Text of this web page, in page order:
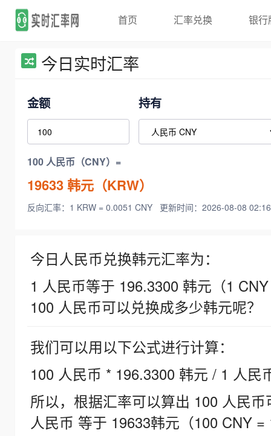
首页 汇率兑换 银行
今日实时汇率
金额 持有
100 人民币（CNY）=
19633韩元（KRW）
反向汇率：1 KRW = 0.0051 CNY 更新时间：2026-08-08
今日人民币兑换韩元汇率为：
1 人民币等于 196.3300 韩元（1
100 人民币可以兑换成多少韩元呢？
我们可以用以下公式进行计算：
100 人民币 * 196.3300 韩元 / 1 人民
所以，根据汇率可以算出 100 人民
人民币 等于 19633韩元（100 CNY =